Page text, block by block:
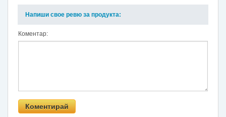
Напиши свое ревю за продукта:
Коментар: